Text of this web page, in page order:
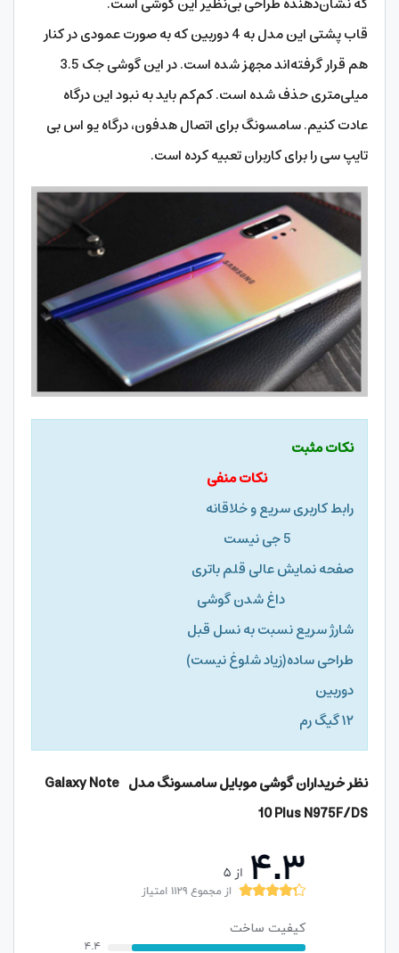
قاب پشتی این مدل به 4 دوربین که به صورت عمودی در کنار
هم قرار گرفته‌اند مجهز شده است. در این گوشی جک 3.5
میلی‌متری حذف شده است. کم‌کم باید به نبود این درگاه
عادت کنیم. سامسونگ برای اتصال هدفون، درگاه یو اس بی
تایپ سی را برای کاربران تعبیه کرده است.
نکات مثبت
نکات منفی
رابط کاربری سریع و خلاقانه
صفحه نمایش عالی قلم باتری
داغ شدن گوشی
شارژ سریع نسبت به نسل قبل
طراحی ساده(زیاد شلوغ نیست)
دوربین
۱۲ گیگ رم
نظر خریداران گوشی موبایل سامسونگ مدل Galaxy Note
10 Plus N975F/DS